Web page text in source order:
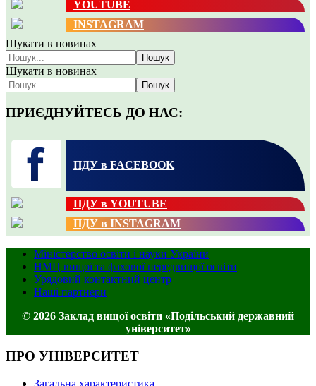
YOUTUBE
INSTAGRAM
Шукати в новинах
Пошук
Шукати в новинах
Пошук
ПРИЄДНУЙТЕСЬ ДО НАС:
ПДУ в FACEBOOK
ПДУ в YOUTUBE
ПДУ в INSTAGRAM
Міністерство освіти і науки України
НМЦ вищої та фахової передвищої освіти
Урядовий контактний центр
Наші партнери
© 2026 Заклад вищої освіти «Подільський державний
університет»
ПРО УНІВЕРСИТЕТ
Загальна характеристика